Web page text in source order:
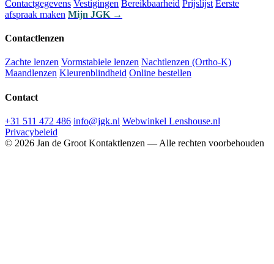
Contactgegevens Vestigingen Bereikbaarheid Prijslijst Eerste
afspraak maken Mijn JGK →
Contactlenzen
Zachte lenzen Vormstabiele lenzen Nachtlenzen (Ortho-K)
Maandlenzen Kleurenblindheid Online bestellen
Contact
+31 511 472 486 info@jgk.nl Webwinkel Lenshouse.nl
Privacybeleid
© 2026 Jan de Groot Kontaktlenzen — Alle rechten voorbehouden